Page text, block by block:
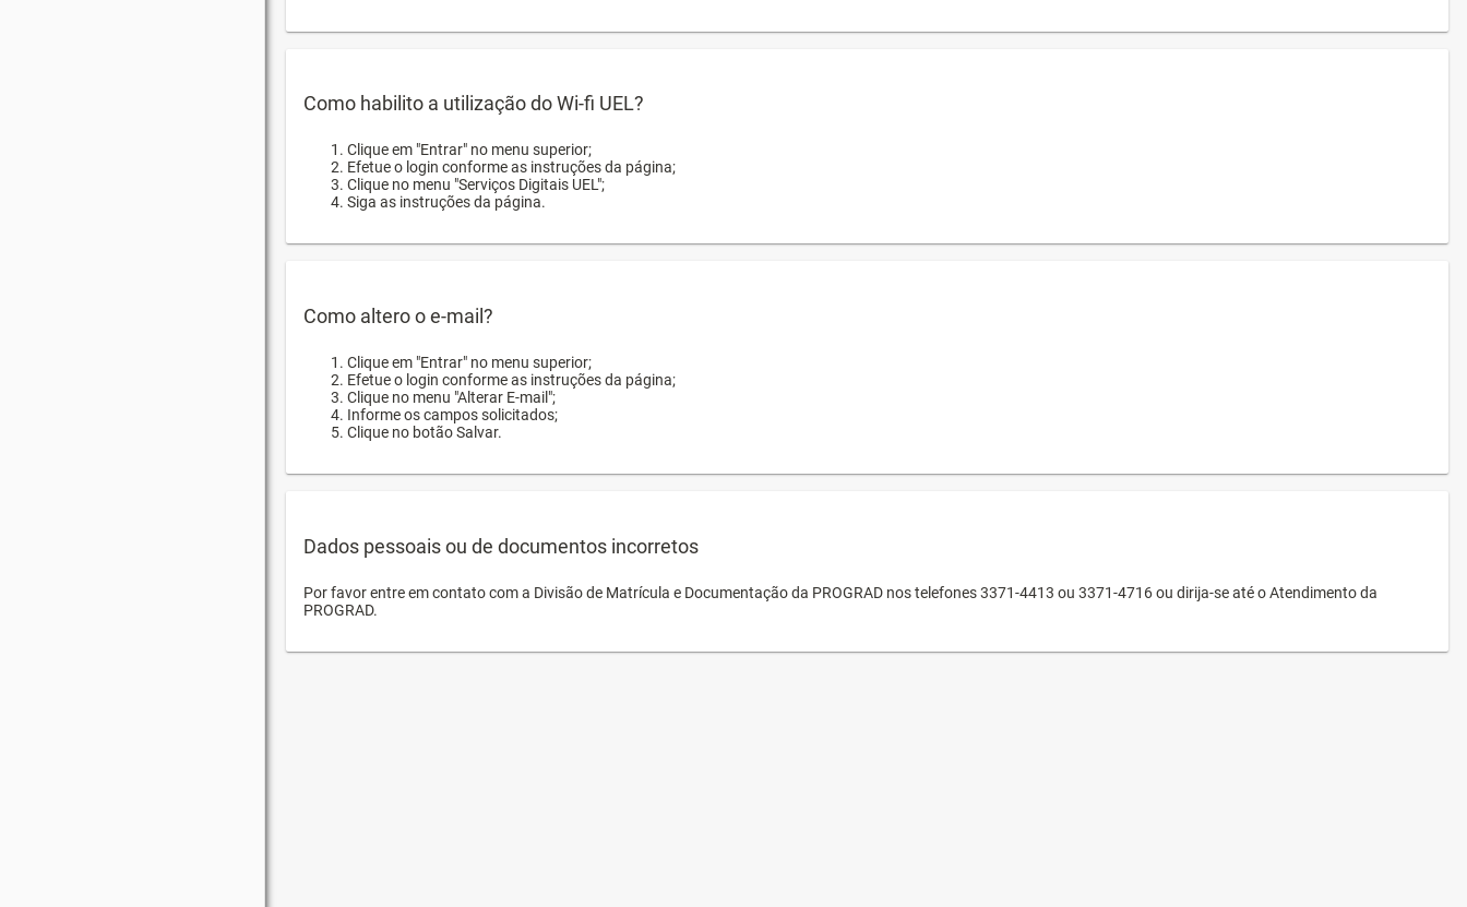
Como habilito a utilização do Wi-fi UEL?
Clique em "Entrar" no menu superior;
Efetue o login conforme as instruções da página;
Clique no menu "Serviços Digitais UEL";
Siga as instruções da página.
Como altero o e-mail?
Clique em "Entrar" no menu superior;
Efetue o login conforme as instruções da página;
Clique no menu "Alterar E-mail";
Informe os campos solicitados;
Clique no botão Salvar.
Dados pessoais ou de documentos incorretos
Por favor entre em contato com a Divisão de Matrícula e Documentação da PROGRAD nos telefones 3371-4413 ou 3371-4716 ou dirija-se até o Atendimento da
PROGRAD.